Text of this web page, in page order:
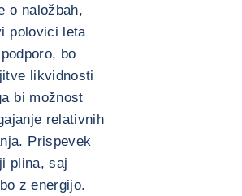
o naložbah,
polovici leta
bo
likvidnosti
bi možnost
relativnih
Prispevek
plina, saj
z energijo.